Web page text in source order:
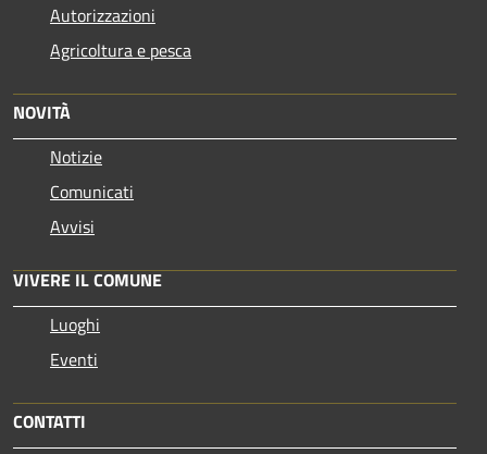
Autorizzazioni
Agricoltura e pesca
NOVITÀ
Notizie
Comunicati
Avvisi
VIVERE IL COMUNE
Luoghi
Eventi
CONTATTI